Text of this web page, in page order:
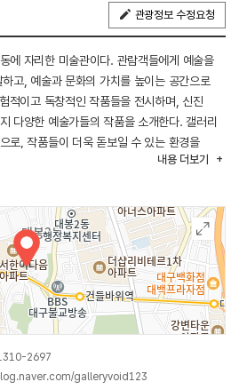
관광정보 수정요청
에 자리한 미술관이다. 관람객들에게 예술을
고, 예술과 문화의 가치를 높이는 공간으로
적이고 독창적인 작품들을 전시하며, 신진
다양한 예술가들의 작품을 소개한다. 갤러리
로, 작품들이 더욱 돋보일 수 있는 환경을
과 예술을 사랑하는 이들에게 창의적이고
내용 더보기
2697
galleryvoid123